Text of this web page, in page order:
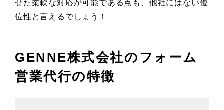
せた柔軟な対応が可能である点も、他社にはない優
位性と言えるでしょう！
GENNE株式会社のフォーム
営業代行の特徴